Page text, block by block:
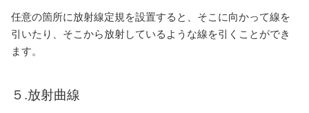
任意の箇所に放射線定規を設置すると、そこに向かって線を
引いたり、そこから放射しているような線を引くことができ
ます。
５.放射曲線